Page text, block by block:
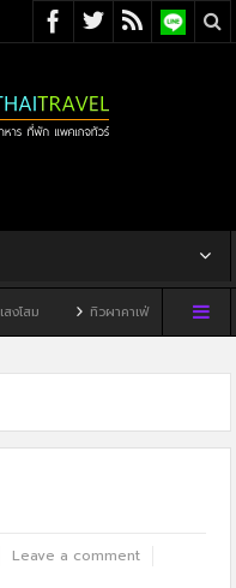
ทิวผาคาเฟ่ บ้านพิพิธภัณฑ์ไทดำ
Leave a comment